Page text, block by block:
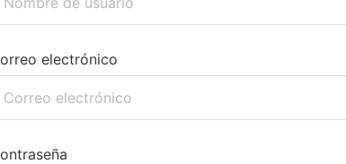
electrónico